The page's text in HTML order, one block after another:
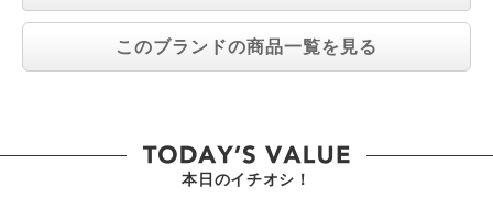
このブランドの商品一覧を見る
本日のイチオシ！